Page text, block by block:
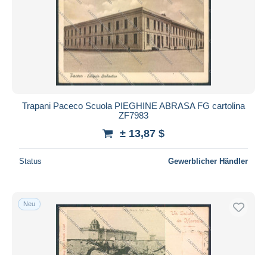
Trapani Paceco Scuola PIEGHINE ABRASA FG cartolina
ZF7983
± 13,87 $
Status Gewerblicher Händler
Neu